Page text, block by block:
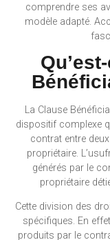
comprendre ses
modèle adapté.
La Clause
dispositif complexe
contrat entre
propriétaire.
générés par le
propriétaire
Cette division des
spécifiques. En
produits par le